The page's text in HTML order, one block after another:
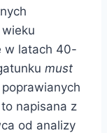
w latach 40-
must
napisana z
od analizy